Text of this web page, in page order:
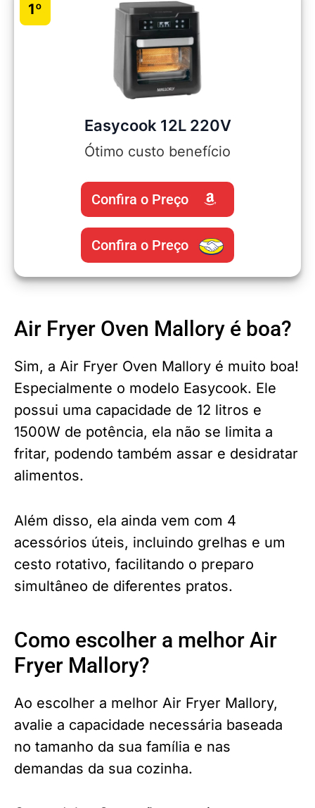
1º
Easycook 12L 220V
Ótimo custo benefício
Confira o Preço
Confira o Preço
Air Fryer Oven Mallory é boa?
Sim, a Air Fryer Oven Mallory é muito boa!
Especialmente o modelo Easycook. Ele
possui uma capacidade de 12 litros e
1500W de potência, ela não se limita a
fritar, podendo também assar e desidratar
alimentos.
Além disso, ela ainda vem com 4
acessórios úteis, incluindo grelhas e um
cesto rotativo, facilitando o preparo
simultâneo de diferentes pratos.
Como escolher a melhor Air
Fryer Mallory?
Ao escolher a melhor Air Fryer Mallory,
avalie a capacidade necessária baseada
no tamanho da sua família e nas
demandas da sua cozinha.